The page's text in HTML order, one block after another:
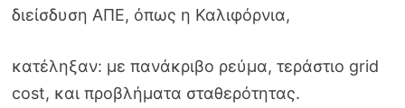
διείσδυση ΑΠΕ, όπως η Καλιφόρνια,
κατέληξαν: με πανάκριβο ρεύμα, τεράστιο grid
cost, και προβλήματα σταθερότητας.